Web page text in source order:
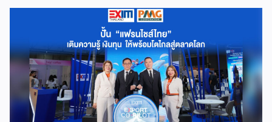
โดยมี สถาบันเทคโนโลยีนิวเคลียร์แห่งชาติ (องค์การมหาชน) หรือ
สทน. รับหน้าที่เป็นเจ้าภาพหลัก ณ สำนักงาน สทน. องครักษ์ เพื่อ
มุ่งระดมสมองวิศวกรและนักวิจัยไทยในการยกระดับเครื่องมือ
วิทยาศาสตร์ขั้นสูง และสร้างเสถียรภาพทางเทคโนโลยี
(National Resilience) ให้แก่ประเทศอย่างยั่งยืน ศ.ดร.ยศชนัน
วงศ์สวัสดิ์ รัฐมนตรีว่าการกระทรวง อว. ประธานในพิธีเปิดเปิดเผย
ว่า “การประชุมในครั้งนี้เป็นหมุดหมายสำคัญในการหลอมรวมความ
เชี่ยวชาญของ 4 สถาบันใหญ่ เพื่อขับเคลื่อนจากงานวิจัยพื้นฐาน